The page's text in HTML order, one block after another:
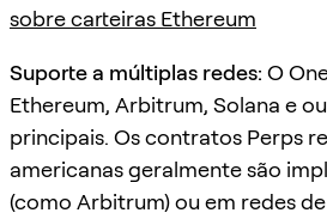
sobre carteiras Ethereum
Suporte a múltiplas redes: O
Ethereum, Arbitrum, Solana e
principais. Os contratos Perps
americanas geralmente são
(como Arbitrum) ou em redes